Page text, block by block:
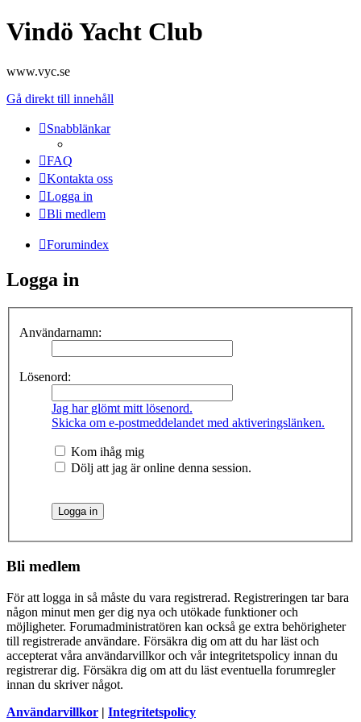
Vindö Yacht Club
www.vyc.se
Gå direkt till innehåll
Snabblänkar
FAQ
Kontakta oss
Logga in
Bli medlem
Forumindex
Logga in
Användarnamn:
Lösenord:
Jag har glömt mitt lösenord.
Skicka om e-postmeddelandet med aktiveringslänken.
Kom ihåg mig
Dölj att jag är online denna session.
Bli medlem
För att logga in så måste du vara registrerad. Registreringen tar bara
någon minut men ger dig nya och utökade funktioner och
möjligheter. Forumadministratören kan också ge extra behörigheter
till registrerade användare. Försäkra dig om att du har läst och
accepterat våra användarvillkor och vår integritetspolicy innan du
registrerar dig. Försäkra dig om att du läst eventuella forumregler
innan du skriver något.
Användarvillkor | Integritetspolicy